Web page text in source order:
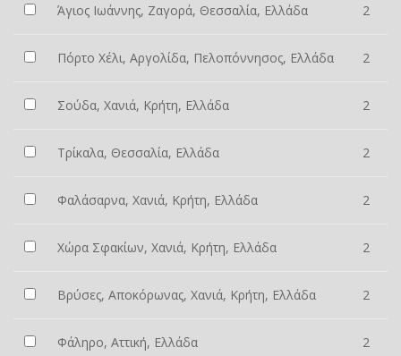
Άγιος Ιωάννης, Ζαγορά, Θεσσαλία, Ελλάδα 2
Πόρτο Χέλι, Αργολίδα, Πελοπόννησος, Ελλάδα 2
Σούδα, Χανιά, Κρήτη, Ελλάδα 2
Τρίκαλα, Θεσσαλία, Ελλάδα 2
Φαλάσαρνα, Χανιά, Κρήτη, Ελλάδα 2
Χώρα Σφακίων, Χανιά, Κρήτη, Ελλάδα 2
Βρύσες, Αποκόρωνας, Χανιά, Κρήτη, Ελλάδα 2
Φάληρο, Αττική, Ελλάδα 2